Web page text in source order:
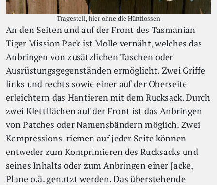
Tragestell, hier ohne die Hüftflossen
An den Seiten und auf der Front des Tasmanian
Tiger Mission Pack ist Molle vernäht, welches das
Anbringen von zusätzlichen Taschen oder
Ausrüstungsgegenständen ermöglicht. Zwei Griffe
links und rechts sowie einer auf der Oberseite
erleichtern das Hantieren mit dem Rucksack. Durch
zwei Klettflächen auf der Front ist das Anbringen
von Patches oder Namensbändern möglich. Zwei
Kompressions-riemen auf jeder Seite können
entweder zum Komprimieren des Rucksacks und
seines Inhalts oder zum Anbringen einer Jacke,
Plane o.ä. genutzt werden. Das überstehende